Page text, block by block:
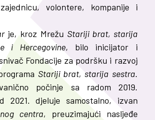
volontere, kompanije i
je, kroz Mrežu Stariji brat, starija
i Hercegovine, bilo inicijator i
Fondacije za podršku i razvoj
Stariji brat, starija sestra.
počinje sa radom 2019.
2021. djeluje samostalno, izvan
centra, preuzimajući nasljeđe